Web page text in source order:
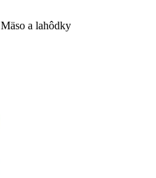
Mäso a lahôdky